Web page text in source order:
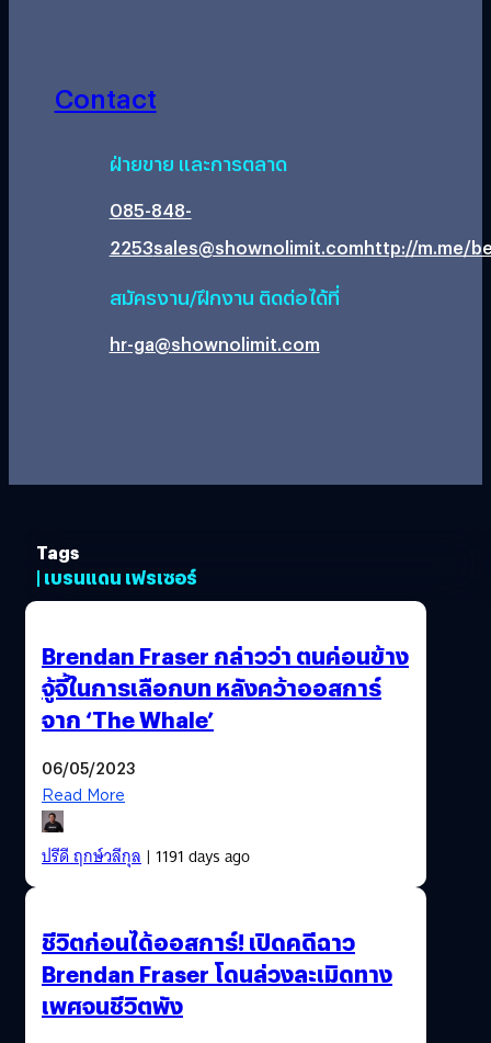
Contact
ฝ่ายขาย และการตลาด
085-848-
2253sales@shownolimit.comhttp://m.me/
สมัครงาน/ฝึกงาน ติดต่อได้ที่
hr-ga@shownolimit.com
Tags
| เบรนแดน เฟรเซอร์
Brendan Fraser กล่าวว่า ตนค่อนข้าง
จู้จี้ในการเลือกบท หลังคว้าออสการ์
จาก ‘The Whale’
06/05/2023
Read More
ปรีดี ฤกษ์วลีกุล| 1191 days ago
ชีวิตก่อนได้ออสการ์! เปิดคดีฉาว
Brendan Fraser โดนล่วงละเมิดทาง
เพศจนชีวิตพัง